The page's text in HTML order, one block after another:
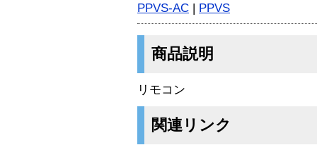
PPVS-AC | PPVS
商品説明
リモコン
関連リンク